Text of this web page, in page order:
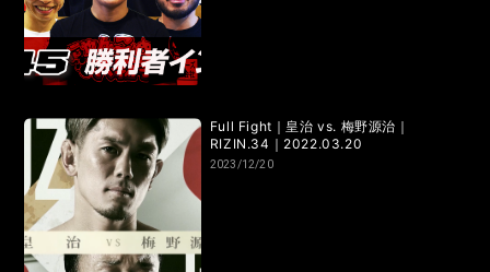
LANDMARK vol.5 LANDMARK vol.4
LANDMARK vol.3 LANDMARK vol.2
LANDMARK vol.1
HOME TOPICS
Full Fight｜皇治 vs. 梅野源治｜
RIZIN.34｜2022.03.20
2023/12/20